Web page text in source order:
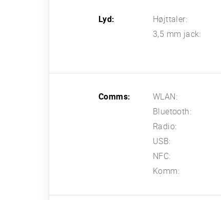
Lyd: Højttaler:
3,5 mm jack:
Comms: WLAN:
Bluetooth:
Radio:
USB:
NFC:
Komm: